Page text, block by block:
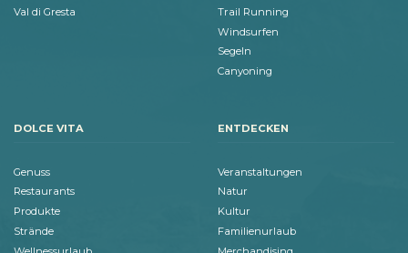
Val di Gresta
Trail Running
Windsurfen
Segeln
Canyoning
DOLCE VITA
Genuss
Restaurants
Produkte
Strände
ENTDECKEN
Veranstaltungen
Natur
Kultur
Familienurlaub